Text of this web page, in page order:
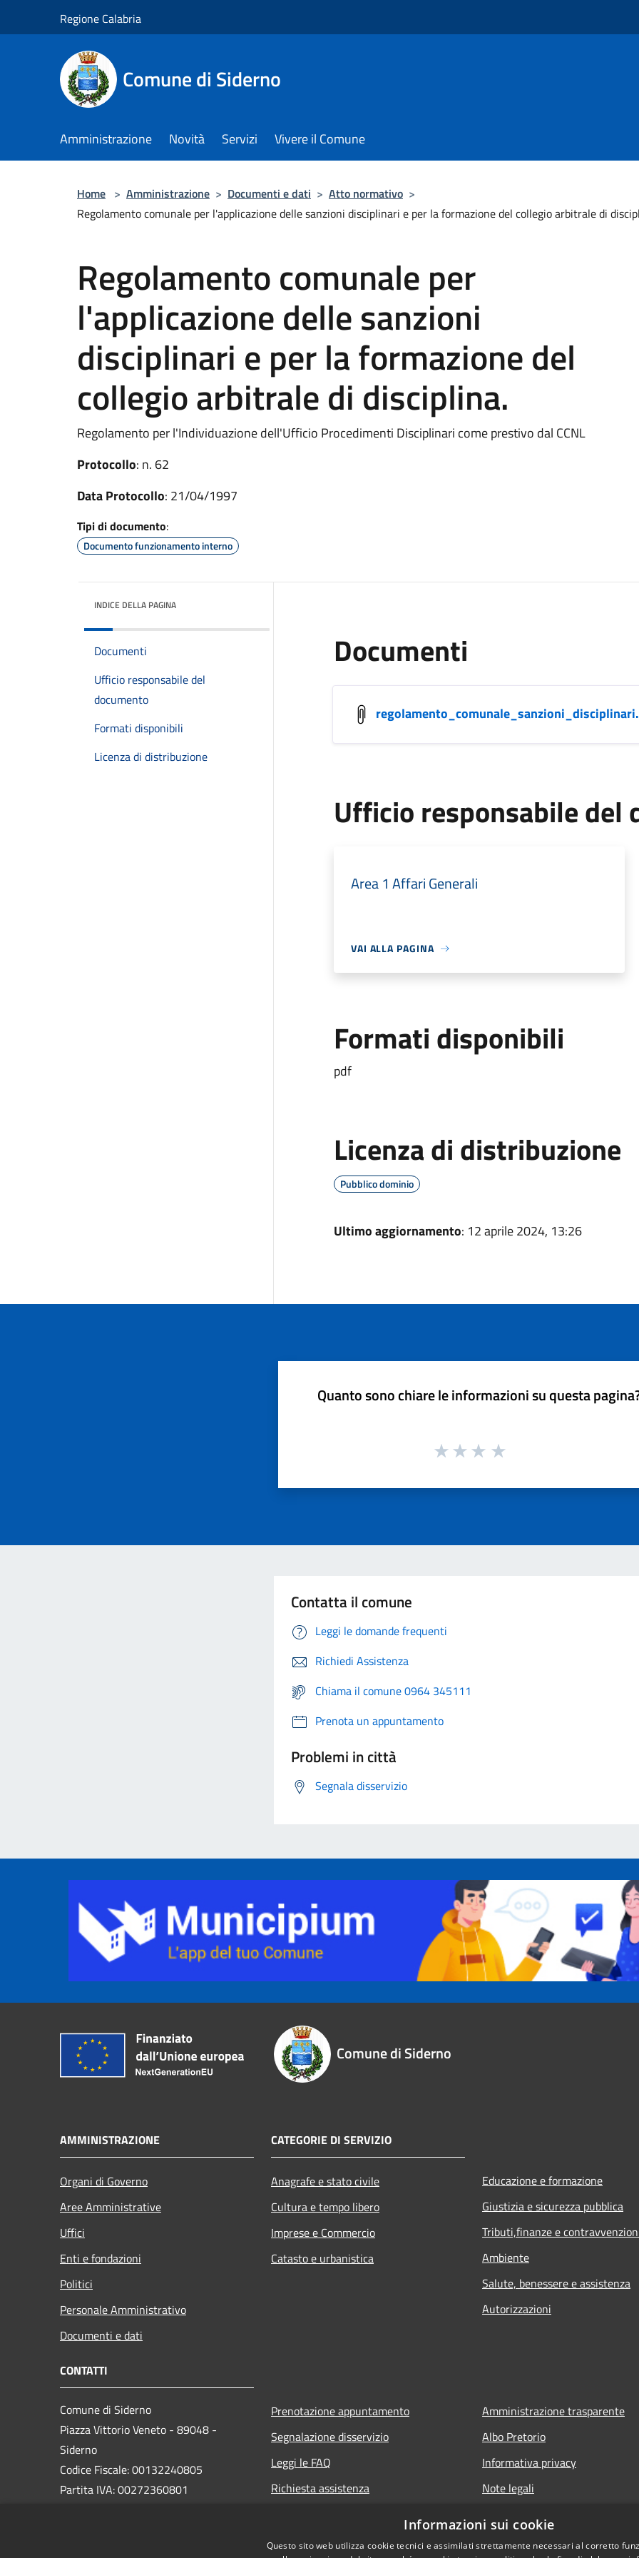
Regione Calabria
Comune di Siderno
Amministrazione Novità Servizi Vivere il Comune
Home > Amministrazione > Documenti e dati > Atto normativo >
Regolamento comunale per l'applicazione delle sanzioni disciplinari e per la formazione del collegio arbitrale di
Regolamento comunale per
l'applicazione delle sanzioni
disciplinari e per la formazione del
collegio arbitrale di disciplina.
Regolamento per l'Individuazione dell'Ufficio Procedimenti Disciplinari come prestivo dal CCNL
Protocollo: n. 62
Data Protocollo: 21/04/1997
Tipi di documento:
Documento funzionamento interno
INDICE DELLA PAGINA
Documenti
Ufficio responsabile del
documento
Formati disponibili
Licenza di distribuzione
Documenti
Ufficio responsabile del
Area 1 Affari Generali
VAI ALLA PAGINA
Formati disponibili
pdf
Licenza di distribuzione
Pubblico dominio
Ultimo aggiornamento: 12 aprile 2024, 13:26
Quanto sono chiare le informazioni su questa
Contatta il comune
Leggi le domande frequenti
Richiedi Assistenza
Chiama il comune 0964 345111
Prenota un appuntamento
Problemi in città
Segnala disservizio
Comune di Siderno
AMMINISTRAZIONE
Organi di Governo
Aree Amministrative
Uffici
Enti e fondazioni
Politici
Personale Amministrativo
Documenti e dati
CATEGORIE DI SERVIZIO
Anagrafe e stato civile
Cultura e tempo libero
Imprese e Commercio
Catasto e urbanistica
Educazione e formazione
Giustizia e sicurezza pubblica
Tributi,finanze e
Ambiente
Salute, benessere e assistenza
Autorizzazioni
CONTATTI
Comune di Siderno
Piazza Vittorio Veneto - 89048 -
Siderno
Codice Fiscale: 00132240805
Partita IVA: 00272360801
Prenotazione appuntamento
Segnalazione disservizio
Leggi le FAQ
Richiesta assistenza
Amministrazione trasparente
Albo Pretorio
Informativa privacy
Note legali
Informazioni sui cookie
Questo sito web utilizza cookie tecnici e assimilati strettamente necessari al corretto